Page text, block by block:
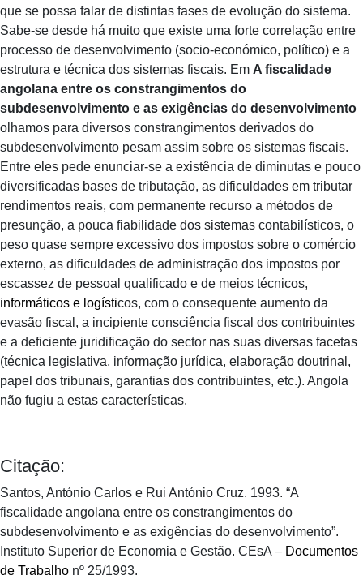
que se possa falar de distintas fases de evolução do sistema.
Sabe-se desde há muito que existe uma forte correlação entre
processo de desenvolvimento (socio-económico, político) e a
estrutura e técnica dos sistemas fiscais. Em A fiscalidade
angolana entre os constrangimentos do
subdesenvolvimento e as exigências do desenvolvimento
olhamos para diversos constrangimentos derivados do
subdesenvolvimento pesam assim sobre os sistemas fiscais.
Entre eles pede enunciar-se a existência de diminutas e pouco
diversificadas bases de tributação, as dificuldades em tributar
rendimentos reais, com permanente recurso a métodos de
presunção, a pouca fiabilidade dos sistemas contabilísticos, o
peso quase sempre excessivo dos impostos sobre o comércio
externo, as dificuldades de administração dos impostos por
escassez de pessoal qualificado e de meios técnicos,
informáticos e logísticos, com o consequente aumento da
evasão fiscal, a incipiente consciência fiscal dos contribuintes
e a deficiente juridificação do sector nas suas diversas facetas
(técnica legislativa, informação jurídica, elaboração doutrinal,
papel dos tribunais, garantias dos contribuintes, etc.). Angola
não fugiu a estas características.
Citação:
Santos, António Carlos e Rui António Cruz. 1993. “A
fiscalidade angolana entre os constrangimentos do
subdesenvolvimento e as exigências do desenvolvimento”.
Instituto Superior de Economia e Gestão. CEsA – Documentos
de Trabalho nº 25/1993.